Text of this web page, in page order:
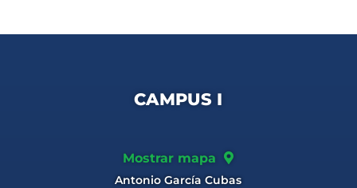
CAMPUS I
Mostrar mapa
Antonio García Cubas